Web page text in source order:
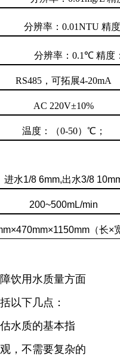
分辨率： 0.01NTU 精
分辨率：0.1℃精度
RS485 ， 可拓展4-20mA
AC 220V±10%
温度：（0-50） ℃ ；
进水1/8 6mm,出水3/8
200~500mL/min
×470mm×1150mm （长×
饮用水质量方面
以下几点：
水质的基本指
，不需要复杂的